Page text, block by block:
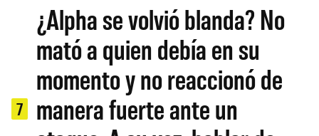
7
¿Alpha se volvió blanda? No
mató a quien debía en su
momento y no reaccionó de
manera fuerte ante un